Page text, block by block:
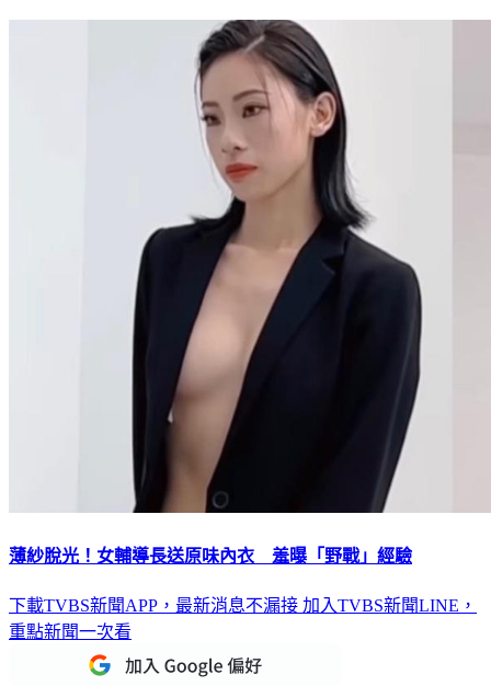
薄紗脫光！女輔導長送原味內衣 羞曝「野戰」經驗
下載TVBS新聞APP，最新消息不漏接 加入TVBS新聞LINE，
重點新聞一次看